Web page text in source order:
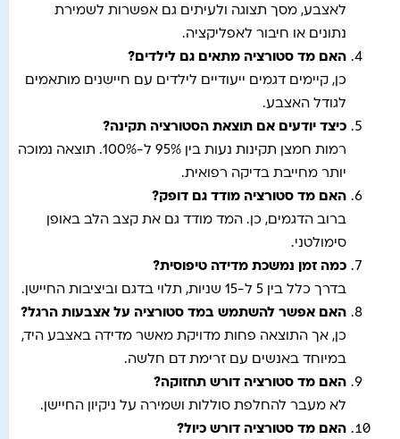
לאצבע, מסך תצוגה ולעיתים גם אפשרות לשמירת
נתונים או חיבור לאפליקציה.
האם מד סטורציה מתאים גם לילדים?
כן, קיימים דגמים ייעודיים לילדים עם חיישנים מותאמים
לגודל האצבע.
כיצד יודעים אם תוצאת הסטורציה תקינה?
רמות חמצן תקינות נעות בין 95% ל-100%. תוצאה נמוכה
יותר מחייבת בדיקה רפואית.
האם מד סטורציה מודד גם דופק?
ברוב הדגמים, כן. המד מודד גם את קצב הלב באופן
סימולטני.
כמה זמן נמשכת מדידה טיפוסית?
בדרך כלל בין 5 ל-15 שניות, תלוי בדגם וביציבות החיישן.
האם אפשר להשתמש במד סטורציה על אצבעות הרגל?
כן, אך התוצאה פחות מדויקת מאשר מדידה באצבע היד,
במיוחד באנשים עם זרימת דם חלשה.
האם מד סטורציה דורש תחזוקה?
לא מעבר להחלפת סוללות ושמירה על ניקיון החיישן.
האם מד סטורציה דורש כיול?